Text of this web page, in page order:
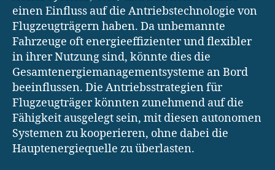
einen Einfluss auf die Antriebstechnologie von
Flugzeugträgern haben. Da unbemannte
Fahrzeuge oft energieeffizienter und flexibler
in ihrer Nutzung sind, könnte dies die
Gesamtenergiemanagementsysteme an Bord
beeinflussen. Die Antriebsstrategien für
Flugzeugträger könnten zunehmend auf die
Fähigkeit ausgelegt sein, mit diesen autonomen
Systemen zu kooperieren, ohne dabei die
Hauptenergiequelle zu überlasten.